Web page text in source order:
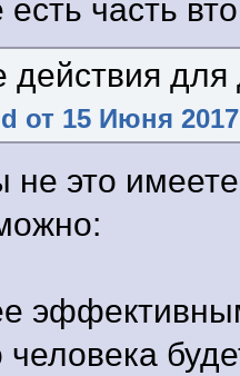
часть
действия для
от 15 Июня
не это
человека